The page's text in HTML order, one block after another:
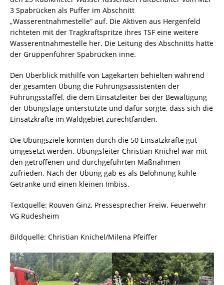
3 Spabrücken als Puffer im Abschnitt
„Wasserentnahmestelle“ auf. Die Aktiven aus Hergenfeld
richteten mit der Tragkraftspritze ihres TSF eine weitere
Wasserentnahmestelle her. Die Leitung des Abschnitts hatte
der Gruppenführer Spabrücken inne.
Den Überblick mithilfe von Lagekarten behielten während
der gesamten Übung die Führungsassistenten der
Führungsstaffel, die dem Einsatzleiter bei der Bewältigung
der Übungslage unterstützte und dafür sorgte, dass sich die
Einsatzkräfte im Waldgebiet zurechtfanden.
Die Übungsziele konnten durch die 50 Einsatzkräfte gut
umgesetzt werden. Übungsleiter Christian Knichel war mit
den getroffenen und durchgeführten Maßnahmen
zufrieden. Nach der Übung gab es als Belohnung kühle
Getränke und einen kleinen Imbiss.
Textquelle: Rouven Ginz, Pressesprecher Freiw. Feuerwehr
VG Rüdesheim
Bildquelle: Christian Knichel/Milena Pfeiffer